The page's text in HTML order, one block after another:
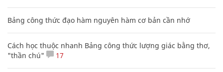
Bảng công thức đạo hàm nguyên hàm cơ bản cần nhớ
Cách học thuộc nhanh Bảng công thức lượng giác bằng thơ,
"thần chú"
17